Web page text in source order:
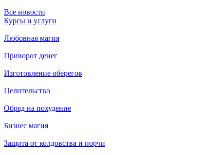
Все новости
Курсы и услуги
Любовная магия
Приворот денег
Изготовление оберегов
Целительство
Обряд на похудение
Бизнес магия
Защита от колдовства и порчи